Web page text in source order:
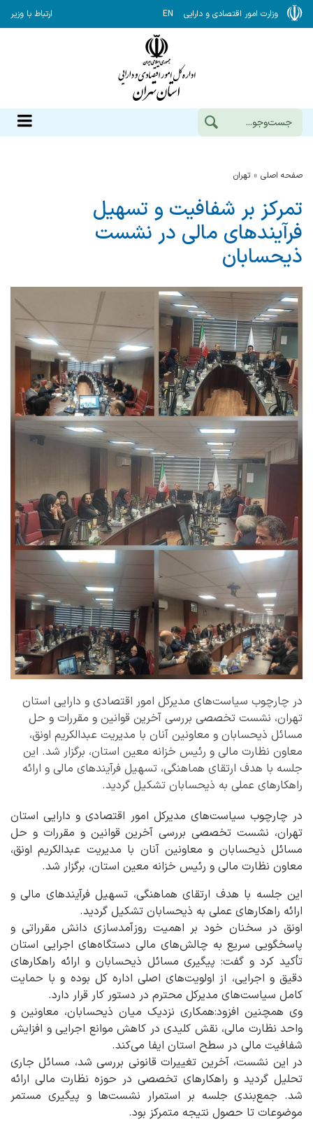
وزارت امور اقتصادی و دارایی EN ارتباط با وزیر
صفحه اصلی تهران
تمرکز بر شفافیت و تسهیل
فرآیندهای مالی در نشست
ذیحسابان
در چارچوب سیاست‌های مدیرکل امور اقتصادی و دارایی استان
تهران، نشست تخصصی بررسی آخرین قوانین و مقررات و حل
مسائل ذیحسابان و معاونین آنان با مدیریت عبدالکریم اونق،
معاون نظارت مالی و رئیس خزانه معین استان، برگزار شد. این
جلسه با هدف ارتقای هماهنگی، تسهیل فرآیندهای مالی و ارائه
راهکارهای عملی به ذیحسابان تشکیل گردید.
در چارچوب سیاست‌های مدیرکل امور اقتصادی و دارایی استان
تهران، نشست تخصصی بررسی آخرین قوانین و مقررات و حل
مسائل ذیحسابان و معاونین آنان با مدیریت عبدالکریم اونق،
معاون نظارت مالی و رئیس خزانه معین استان، برگزار شد.
این جلسه با هدف ارتقای هماهنگی، تسهیل فرآیندهای مالی و
ارائه راهکارهای عملی به ذیحسابان تشکیل گردید.
اونق در سخنان خود بر اهمیت روزآمدسازی دانش مقرراتی و
پاسخگویی سریع به چالش‌های مالی دستگاه‌های اجرایی استان
تأکید کرد و گفت:پیگیری مسائل ذیحسابان و ارائه راهکارهای
دقیق و اجرایی، از اولویت‌های اصلی اداره کل بوده و با حمایت
کامل سیاست‌های مدیرکل محترم در دستور کار قرار دارد.
وی همچنین افزود:همکاری نزدیک میان ذیحسابان، معاونین و
واحد نظارت مالی، نقش کلیدی در کاهش موانع اجرایی و افزایش
شفافیت مالی در سطح استان ایفا می‌کند.
در این نشست، آخرین تغییرات قانونی بررسی شد، مسائل جاری
تحلیل گردید و راهکارهای تخصصی در حوزه نظارت مالی ارائه
شد. جمع‌بندی جلسه بر استمرار نشست‌ها و پیگیری مستمر
موضوعات تا حصول نتیجه متمرکز بود.